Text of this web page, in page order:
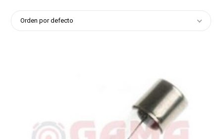
Orden por defecto